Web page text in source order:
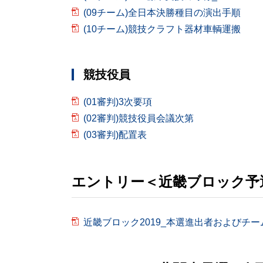
(09チーム)全日本決勝種目の演出手順
(10チーム)競技クラフト器材車輌運搬
競技役員
(01審判)3次要項
(02審判)競技役員会議次第
(03審判)配置表
エントリー＜近畿ブロック予
近畿ブロック2019_本選進出者およびチー